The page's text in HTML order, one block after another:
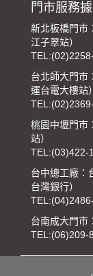
門市服務
新北板橋門市
江子翠站）
TEL:
台北師大門市
運台電大樓站）
TEL:
桃園中壢門市
站）
TEL:(03)422-
台中總工廠：
台灣銀行）
TEL:
台南成大門市
TEL:(06)209-